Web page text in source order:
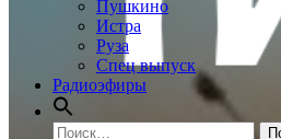
Пушкино
Истра
Руза
Спец выпуск
Радиоэфиры
Найти: